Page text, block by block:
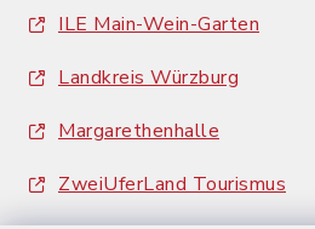
ILE Main-Wein-Garten
Landkreis Würzburg
Margarethenhalle
ZweiUferLand Tourismus